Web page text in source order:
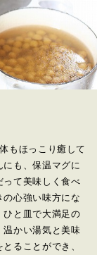
もほっこり癒して
にも、保温マグに
って美味しく食べ
心強い味方にな
ひと皿で大満足の
温かい湯気と美味
ることができ、